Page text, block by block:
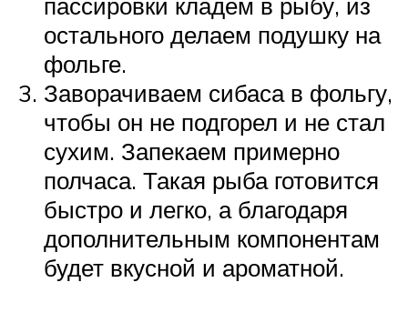
остального делаем подушку на
фольге.
Заворачиваем сибаса в фольгу,
чтобы он не подгорел и не стал
сухим. Запекаем примерно
полчаса. Такая рыба готовится
быстро и легко, а благодаря
дополнительным компонентам
будет вкусной и ароматной.